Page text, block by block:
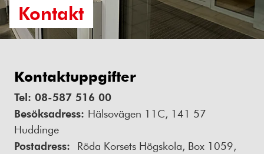
Kontakt
Kontaktuppgifter
Tel: 08-587 516 00
Besöksadress: Hälsovägen 11C, 141 57
Huddinge
Postadress: Röda Korsets Högskola, Box 1059,